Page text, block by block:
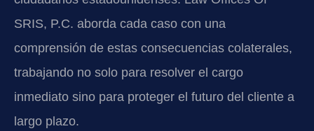
SRIS, P.C. aborda cada caso con una
comprensión de estas consecuencias colaterales,
trabajando no solo para resolver el cargo
inmediato sino para proteger el futuro del cliente a
largo plazo.